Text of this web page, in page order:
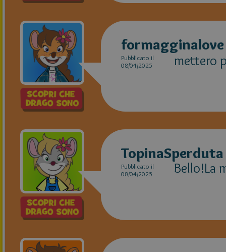
formagginalove
Pubblicato il
08/04/2025
mettero
TopinaSperduta
Pubblicato il
08/04/2025
Bello!La